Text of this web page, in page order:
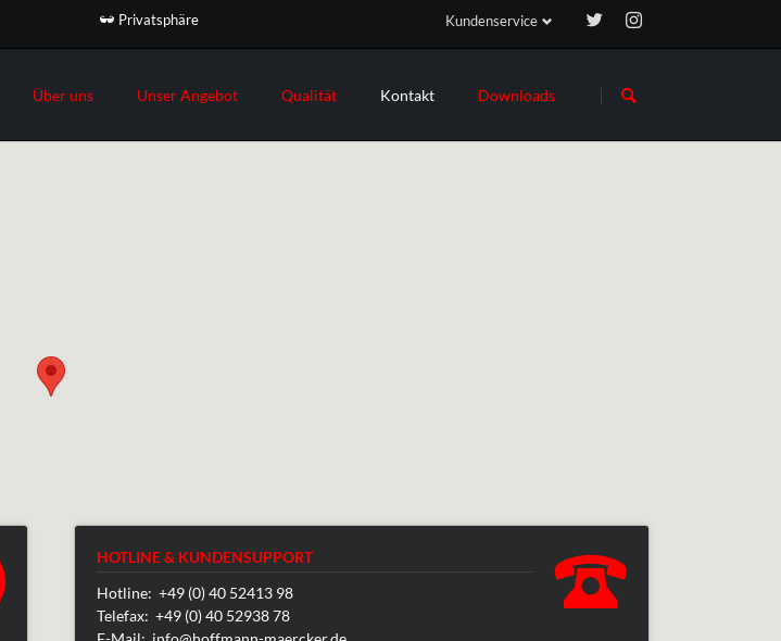
Privatsphäre
Kundenservice
Navigation
überspringen
Über uns Unser Angebot Qualität Kontakt Downloads
HOTLINE & KUNDENSUPPORT
Hotline: +49 (0) 40 52413 98
Telefax: +49 (0) 40 52938 78